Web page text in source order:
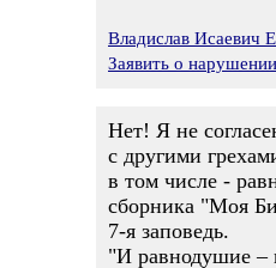
Владислав Исаевич
Заявить о нарушении
Нет! Я не
с другими
в том числе -
сборника "Моя
7-я заповедь.
"И равнодушие –